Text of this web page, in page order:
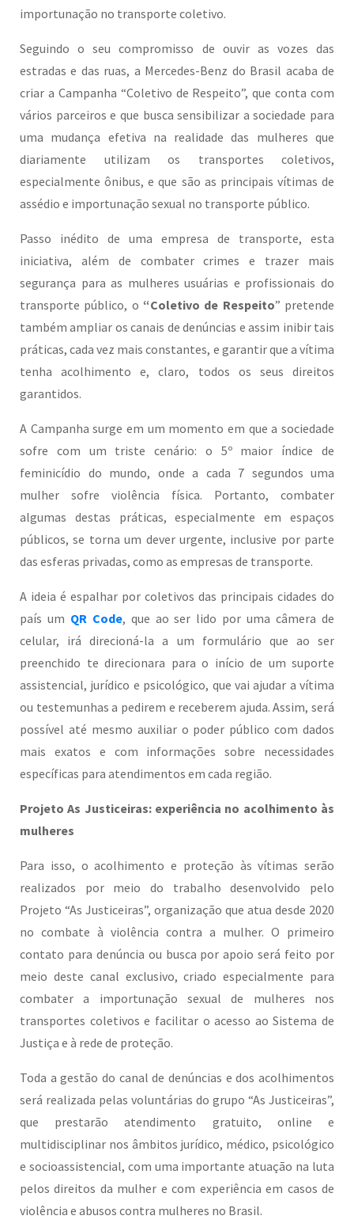
importunação no transporte coletivo.
Seguindo o seu compromisso de ouvir as vozes das
estradas e das ruas, a Mercedes-Benz do Brasil acaba de
criar a Campanha “Coletivo de Respeito”, que conta com
vários parceiros e que busca sensibilizar a sociedade para
uma mudança efetiva na realidade das mulheres que
diariamente utilizam os transportes coletivos,
especialmente ônibus, e que são as principais vítimas de
assédio e importunação sexual no transporte público.
Passo inédito de uma empresa de transporte, esta
iniciativa, além de combater crimes e trazer mais
segurança para as mulheres usuárias e profissionais do
transporte público, o “Coletivo de Respeito” pretende
também ampliar os canais de denúncias e assim inibir tais
práticas, cada vez mais constantes, e garantir que a vítima
tenha acolhimento e, claro, todos os seus direitos
garantidos.
A Campanha surge em um momento em que a sociedade
sofre com um triste cenário: o 5º maior índice de
feminicídio do mundo, onde a cada 7 segundos uma
mulher sofre violência física. Portanto, combater
algumas destas práticas, especialmente em espaços
públicos, se torna um dever urgente, inclusive por parte
das esferas privadas, como as empresas de transporte.
A ideia é espalhar por coletivos das principais cidades do
país um QR Code, que ao ser lido por uma câmera de
celular, irá direcioná-la a um formulário que ao ser
preenchido te direcionara para o início de um suporte
assistencial, jurídico e psicológico, que vai ajudar a vítima
ou testemunhas a pedirem e receberem ajuda. Assim, será
possível até mesmo auxiliar o poder público com dados
mais exatos e com informações sobre necessidades
específicas para atendimentos em cada região.
Projeto As Justiceiras: experiência no acolhimento às
mulheres
Para isso, o acolhimento e proteção às vítimas serão
realizados por meio do trabalho desenvolvido pelo
Projeto “As Justiceiras”, organização que atua desde 2020
no combate à violência contra a mulher. O primeiro
contato para denúncia ou busca por apoio será feito por
meio deste canal exclusivo, criado especialmente para
combater a importunação sexual de mulheres nos
transportes coletivos e facilitar o acesso ao Sistema de
Justiça e à rede de proteção.
Toda a gestão do canal de denúncias e dos acolhimentos
será realizada pelas voluntárias do grupo “As Justiceiras”,
que prestarão atendimento gratuito, online e
multidisciplinar nos âmbitos jurídico, médico, psicológico
e socioassistencial, com uma importante atuação na luta
pelos direitos da mulher e com experiência em casos de
violência e abusos contra mulheres no Brasil.